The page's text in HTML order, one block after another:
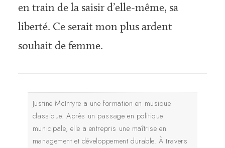
en train de la saisir d’elle-même, sa
liberté. Ce serait mon plus ardent
souhait de femme.
Justine McIntyre a une formation en musique
classique. Après un passage en politique
municipale, elle a entrepris une maîtrise en
management et développement durable. À travers